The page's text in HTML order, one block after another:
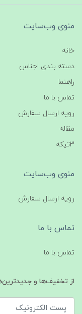
منوی وب‌سایت
خانه
دسته بندی اجناس
راهنما
تماس با ما
رویه ارسال سفارش
مقاله
3تیکه
منوی وب‌سایت
رویه ارسال سفارش
تماس با ما
تماس با ما
از تخفیف‌ها و